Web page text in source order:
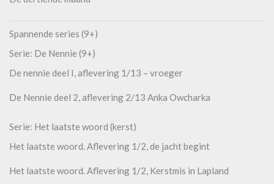
Spannende series (9+)
Serie: De Nennie (9+)
De nennie deel I, aflevering 1/13 – vroeger
De Nennie deel 2, aflevering 2/13 Anka Owcharka
Serie: Het laatste woord (kerst)
Het laatste woord. Aflevering 1/2, de jacht begint
Het laatste woord. Aflevering 1/2, Kerstmis in Lapland